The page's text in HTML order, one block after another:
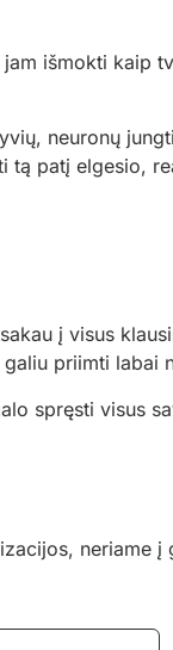
išmokti kaip
neuronų
tą patį elgesio,
į visus
priimti labai
spręsti visus
neriame į